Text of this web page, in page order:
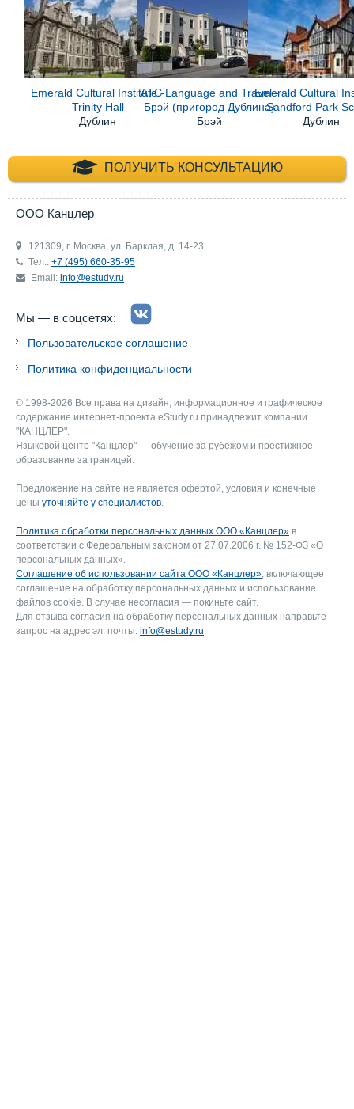
Emerald Cultural Institute -
Trinity Hall
Дублин
ATC Language and Travel -
Брэй (пригород Дублина)
Брэй
Emerald Cultural
Sandford Park
Дублин
ПОЛУЧИТЬ КОНСУЛЬТАЦИЮ
+7 (495) 660-35-
ООО Канцлер
121309, г. Москва, ул. Барклая, д. 14-23
Тел.: +7 (495) 660-35-95
Email: info@estudy.ru
Мы — в соцсетях:
Пользовательское соглашение
Политика конфиденциальности
© 1998-2026 Все права на дизайн, информационное и графическое
содержание интернет-проекта eStudy.ru принадлежит компании
"КАНЦЛЕР".
Языковой центр "Канцлер" — обучение за рубежом и престижное
образование за границей.
Предложение на сайте не является офертой, условия и конечные
цены уточняйте у специалистов.
Политика обработки персональных данных ООО «Канцлер» в
соответствии с Федеральным законом от 27.07.2006 г. № 152-ФЗ «О
персональных данных».
Соглашение об использовании сайта ООО «Канцлер», включающее
соглашение на обработку персональных данных и использование
файлов cookie. В случае несогласия — покиньте сайт.
Для отзыва согласия на обработку персональных данных направьте
запрос на адрес эл. почты: info@estudy.ru.